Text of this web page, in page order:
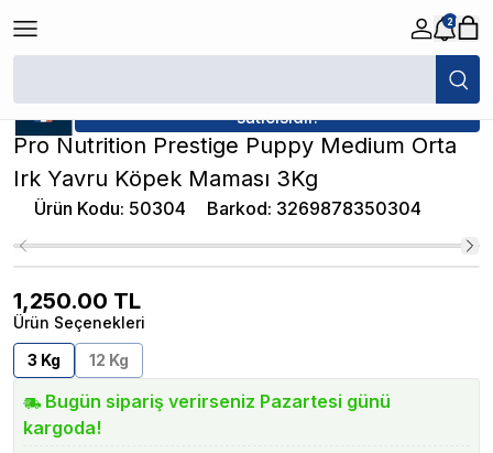
2
/ Pro Nutrition Prestige Puppy Medium Orta Irk
satıcısıdır.
Pro Nutrition Prestige Puppy Medium Orta
Irk Yavru Köpek Maması 3Kg
Ürün Kodu: 50304 Barkod: 3269878350304
1,250.00 TL
Ürün Seçenekleri
3 Kg
12 Kg
Bugün sipariş verirseniz Pazartesi günü
kargoda!